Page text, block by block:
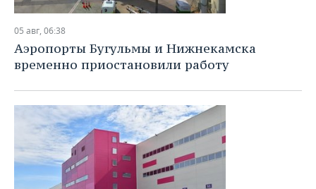
05 авг, 06:38
Аэропорты Бугульмы и Нижнекамска
временно приостановили работу